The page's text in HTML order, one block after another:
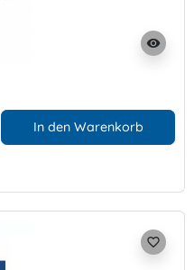
visibility
In den Warenkorb
favorite_border